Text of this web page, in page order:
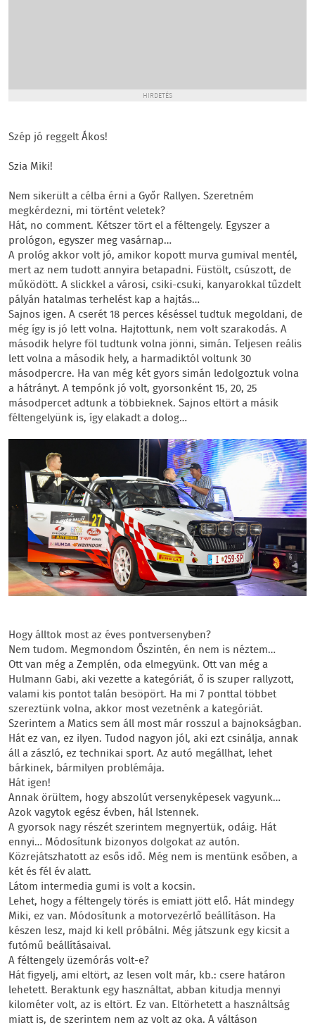
HIRDETÉS
Szép jó reggelt Ákos!
Szia Miki!
Nem sikerült a célba érni a Győr Rallyen. Szeretném
megkérdezni, mi történt veletek?
Hát, no comment. Kétszer tört el a féltengely. Egyszer a
prológon, egyszer meg vasárnap…
A prológ akkor volt jó, amikor kopott murva gumival mentél,
mert az nem tudott annyira betapadni. Füstölt, csúszott, de
működött. A slickkel a városi, csiki-csuki, kanyarokkal tűzdelt
pályán hatalmas terhelést kap a hajtás…
Sajnos igen. A cserét 18 perces késéssel tudtuk megoldani, de
még így is jó lett volna. Hajtottunk, nem volt szarakodás. A
második helyre föl tudtunk volna jönni, simán. Teljesen reális
lett volna a második hely, a harmadiktól voltunk 30
másodpercre. Ha van még két gyors simán ledolgoztuk volna
a hátrányt. A tempónk jó volt, gyorsonként 15, 20, 25
másodpercet adtunk a többieknek. Sajnos eltört a másik
féltengelyünk is, így elakadt a dolog…
Hogy álltok most az éves pontversenyben?
Nem tudom. Megmondom Őszintén, én nem is néztem…
Ott van még a Zemplén, oda elmegyünk. Ott van még a
Hulmann Gabi, aki vezette a kategóriát, ő is szuper rallyzott,
valami kis pontot talán besöpört. Ha mi 7 ponttal többet
szereztünk volna, akkor most vezetnénk a kategóriát.
Szerintem a Matics sem áll most már rosszul a bajnokságban.
Hát ez van, ez ilyen. Tudod nagyon jól, aki ezt csinálja, annak
áll a zászló, ez technikai sport. Az autó megállhat, lehet
bárkinek, bármilyen problémája.
Hát igen!
Annak örültem, hogy abszolút versenyképesek vagyunk…
Azok vagytok egész évben, hál Istennek.
A gyorsok nagy részét szerintem megnyertük, odáig. Hát
ennyi… Módosítunk bizonyos dolgokat az autón.
Közrejátszhatott az esős idő. Még nem is mentünk esőben, a
két és fél év alatt.
Látom intermedia gumi is volt a kocsin.
Lehet, hogy a féltengely törés is emiatt jött elő. Hát mindegy
Miki, ez van. Módosítunk a motorvezérlő beállításon. Ha
készen lesz, majd ki kell próbálni. Még játszunk egy kicsit a
futómű beállításaival.
A féltengely üzemórás volt-e?
Hát figyelj, ami eltört, az lesen volt már, kb.: csere határon
lehetett. Beraktunk egy használtat, abban kitudja mennyi
kilométer volt, az is eltört. Ez van. Eltörhetett a használtság
miatt is, de szerintem nem az volt az oka. A váltáson